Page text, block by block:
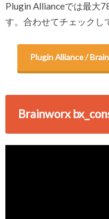
Plugin Allianceでは最大
す。合わせてチェックし
Plugin Alliance /
Brainworx